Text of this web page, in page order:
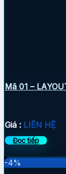
Mã 01 –
Giá : LIÊN HỆ
Đọc tiếp
-4%